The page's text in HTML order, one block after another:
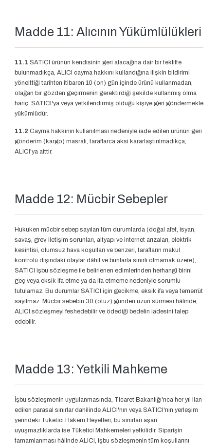
Madde 11: Alıcının Yükümlülükleri
11.1 SATICI ürünün kendisinin geri alacağına dair bir teklifte
bulunmadıkça, ALICI cayma hakkını kullandığına ilişkin bildirimi
yönelttiği tarihten itibaren 10 (on) gün içinde ürünü kullanmadan,
olağan bir gözden geçirmenin gerektirdiği şekilde kullanmış olma
hariç, SATICI'ya veya yetkilendirmiş olduğu kişiye geri göndermekle
yükümlüdür.
11.2 Cayma hakkının kullanılması nedeniyle iade edilen ürünün geri
gönderim (kargo) masrafı, taraflarca aksi kararlaştırılmadıkça,
ALICI'ya aittir.
Madde 12: Mücbir Sebepler
Hukuken mücbir sebep sayılan tüm durumlarda (doğal afet, isyan,
savaş, grev, iletişim sorunları, altyapı ve internet arızaları, elektrik
kesintisi, olumsuz hava koşulları ve benzeri, tarafların makul
kontrolü dışındaki olaylar dâhil ve bunlarla sınırlı olmamak üzere),
SATICI işbu sözleşme ile belirlenen edimlerinden herhangi birini
geç veya eksik ifa etme ya da ifa etmeme nedeniyle sorumlu
tutulamaz. Bu durumlar SATICI için gecikme, eksik ifa veya temerrüt
sayılmaz. Mücbir sebebin 30 (otuz) günden uzun sürmesi hâlinde,
ALICI sözleşmeyi feshedebilir ve ödediği bedelin iadesini talep
edebilir.
Madde 13: Yetkili Mahkeme
İşbu sözleşmenin uygulanmasında, Ticaret Bakanlığı'nca her yıl ilan
edilen parasal sınırlar dahilinde ALICI'nın veya SATICI'nın yerleşim
yerindeki Tüketici Hakem Heyetleri, bu sınırları aşan
uyuşmazlıklarda ise Tüketici Mahkemeleri yetkilidir. Siparişin
tamamlanması hâlinde ALICI, işbu sözleşmenin tüm koşullarını